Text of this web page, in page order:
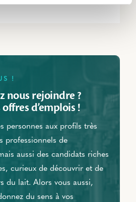
!
nous rejoindre ?
d’emplois !
personnes aux profils très
professionnels de
aussi des candidats riches
curieux de découvrir et de
du lait. Alors vous aussi,
du sens à vos